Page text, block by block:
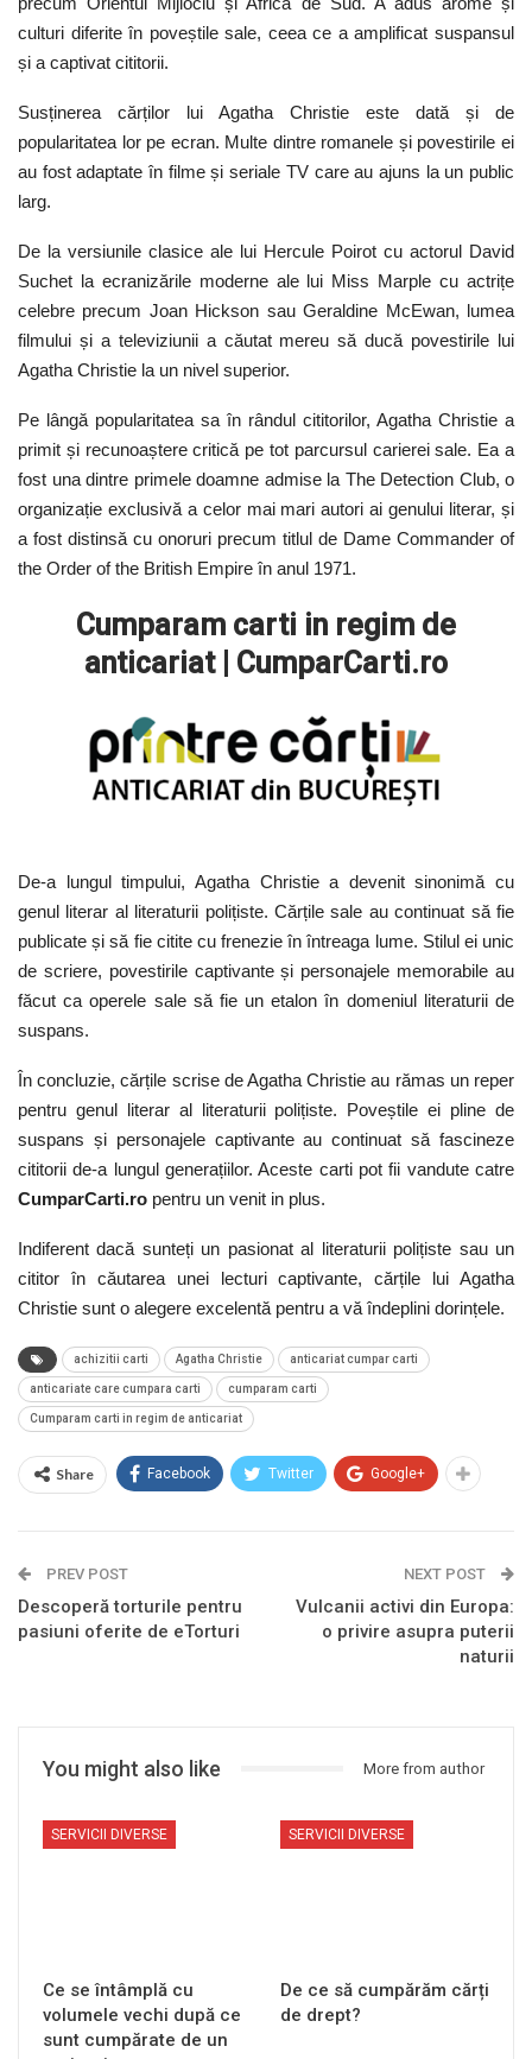
culturi diferite în poveștile sale, ceea ce a amplificat suspansul
și a captivat cititorii.
Susținerea cărților lui Agatha Christie este dată și de
popularitatea lor pe ecran. Multe dintre romanele și povestirile ei
au fost adaptate în filme și seriale TV care au ajuns la un public
larg.
De la versiunile clasice ale lui Hercule Poirot cu actorul David
Suchet la ecranizările moderne ale lui Miss Marple cu actrițe
celebre precum Joan Hickson sau Geraldine McEwan, lumea
filmului și a televiziunii a căutat mereu să ducă povestirile lui
Agatha Christie la un nivel superior.
Pe lângă popularitatea sa în rândul cititorilor, Agatha Christie a
primit și recunoaștere critică pe tot parcursul carierei sale. Ea a
fost una dintre primele doamne admise la The Detection Club, o
organizație exclusivă a celor mai mari autori ai genului literar, și
a fost distinsă cu onoruri precum titlul de Dame Commander of
the Order of the British Empire în anul 1971.
Cumparam carti in regim de
anticariat | CumparCarti.ro
De-a lungul timpului, Agatha Christie a devenit sinonimă cu
genul literar al literaturii polițiste. Cărțile sale au continuat să fie
publicate și să fie citite cu frenezie în întreaga lume. Stilul ei unic
de scriere, povestirile captivante și personajele memorabile au
făcut ca operele sale să fie un etalon în domeniul literaturii de
suspans.
În concluzie, cărțile scrise de Agatha Christie au rămas un reper
pentru genul literar al literaturii polițiste. Poveștile ei pline de
suspans și personajele captivante au continuat să fascineze
cititorii de-a lungul generațiilor. Aceste carti pot fii vandute catre
CumparCarti.ro pentru un venit in plus.
Indiferent dacă sunteți un pasionat al literaturii polițiste sau un
cititor în căutarea unei lecturi captivante, cărțile lui Agatha
Christie sunt o alegere excelentă pentru a vă îndeplini dorințele.
achizitii carti Agatha Christie anticariat cumpar carti
anticariate care cumpara carti cumparam carti
Cumparam carti in regim de anticariat
Share Facebook Twitter Google+
PREV POST
Descoperă torturile pentru
pasiuni oferite de eTorturi
NEXT POST
Vulcanii activi din Europa:
o privire asupra puterii
naturii
You might also like More from author
SERVICII DIVERSE
Ce se întâmplă cu
volumele vechi după ce
sunt cumpărate de un
SERVICII DIVERSE
De ce să cumpărăm cărți
de drept?